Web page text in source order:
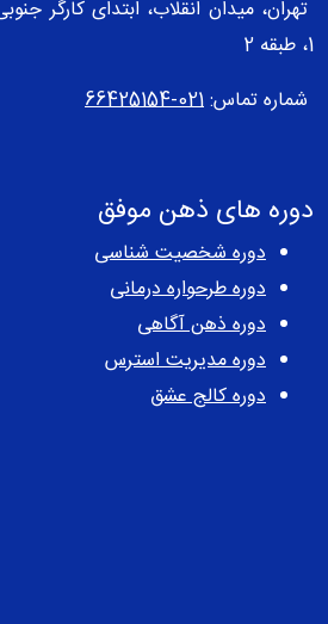
تهران، میدان انقلاب، ابتدای کارگر
1، طبقه 2
شماره تماس:021-66425154
دوره های ذهن موفق
دوره شخصیت شناسی
دوره طرحواره درمانی
دوره ذهن آگاهی
دوره مدیریت استرس
دوره کالج عشق